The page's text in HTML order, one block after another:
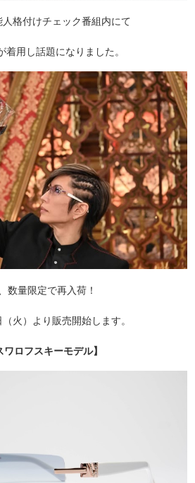
人格付けチェック番組内にて
着用し話題になりました。
数量限定で再入荷！
火）より販売開始します。
ワロフスキーモデル】